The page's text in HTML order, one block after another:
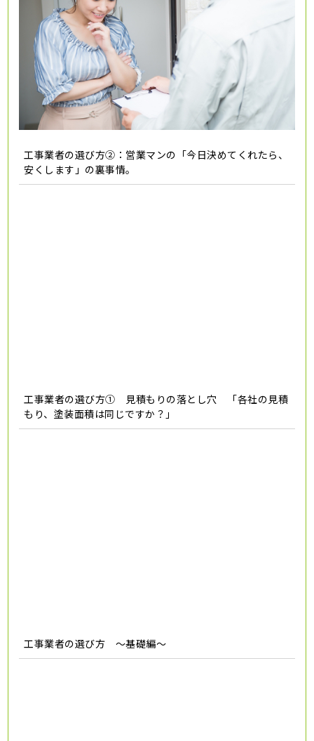
工事業者の選び方②：営業マンの「今日決めてくれたら、
安くします」の裏事情。
工事業者の選び方① 見積もりの落とし穴 「各社の見積
もり、塗装面積は同じですか？」
工事業者の選び方 ～基礎編～